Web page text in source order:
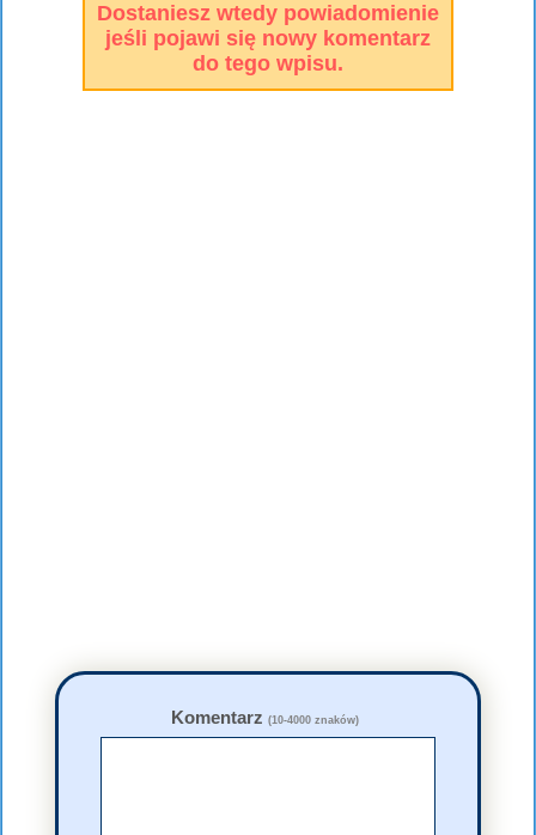
Dostaniesz wtedy powiadomienie
jeśli pojawi się nowy komentarz
do tego wpisu.
Komentarz (10-4000 znaków)